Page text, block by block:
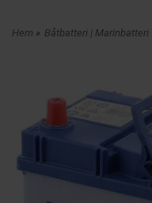
Hem » Båtbatteri | Marinbatteri